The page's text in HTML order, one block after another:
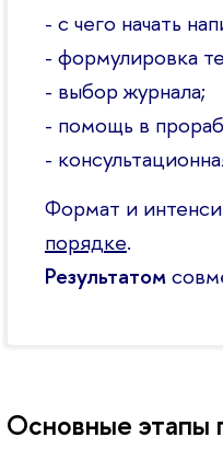
- с чего начать
- формулировка
- выбор журнала;
- помощь в
-
Формат и
порядке.
Результатом
Основные этапы